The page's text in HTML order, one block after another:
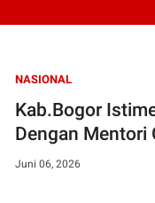
NASIONAL
Kab.Bogor
Dengan Mentori
Juni 06, 2026